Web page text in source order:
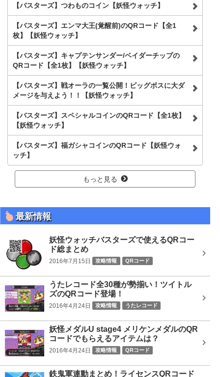
【バスターズ】つわものコイン【妖怪ウォッチ】
【バスターズ】エンマ大王(覚醒前)のQRコード【全1
枚】【妖怪ウォッチ】
【バスターズ】キャプテンサンダー/ベイダーチップの
QRコード【全1枚】【妖怪ウォッチ】
【バスターズ】戦オーラの一覧公開！ビッグボスに大ダ
メージを与えよう！！【妖怪ウォッチ】
【バスターズ】スペシャルコインのQRコード【全1枚】
【妖怪ウォッチ】
【バスターズ】福ガシャコインのQRコード【妖怪ウォ
ッチ】
もっと見る
最新情報
妖怪ウォッチバスターズで使えるQRコー
ド総まとめ
2016年7月15日 攻略情報 QRコード
うたレコード全30種が勢揃い！ツイトル
ズのQRコード登場！
2016年4月24日 攻略情報 うたレコード
妖怪メダルU stage4 メリケンメダルのQR
コードでもらえるアイテムは？
2016年4月24日 攻略情報 QRコード
鉄鬼軍連動まとめ！ライセンスQRコード